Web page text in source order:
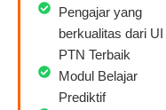
Pengajar yang
berkualitas dari UI
PTN Terbaik
Modul Belajar
Prediktif